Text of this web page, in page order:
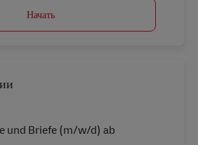
Начать
und Briefe (m/w/d) ab